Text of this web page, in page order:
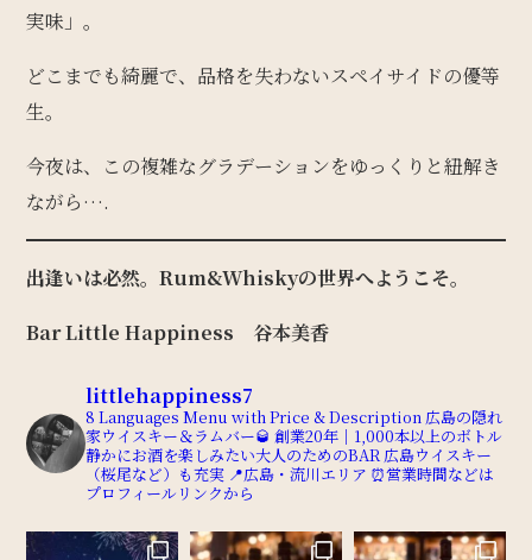
実味」。
どこまでも綺麗で、品格を失わないスペイサイドの優等
生。
今夜は、この複雑なグラデーションをゆっくりと紐解き
ながら….
出逢いは必然。Rum&Whiskyの世界へようこそ。
Bar Little Happiness 谷本美香
littlehappiness7
8 Languages Menu with Price & Description 広島の隠れ
家ウイスキー＆ラムバー🥃 創業20年｜1,000本以上のボトル
静かにお酒を楽しみたい大人のためのBAR 広島ウイスキー
（桜尾など）も充実 📍広島・流川エリア ⏰営業時間などは
プロフィールリンクから